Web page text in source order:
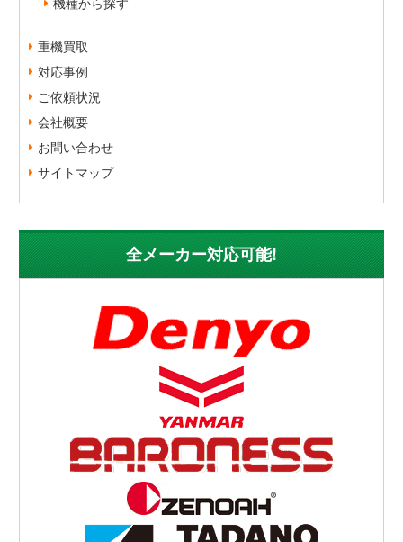
重機買取
対応事例
ご依頼状況
会社概要
お問い合わせ
サイトマップ
全メーカー対応可能!